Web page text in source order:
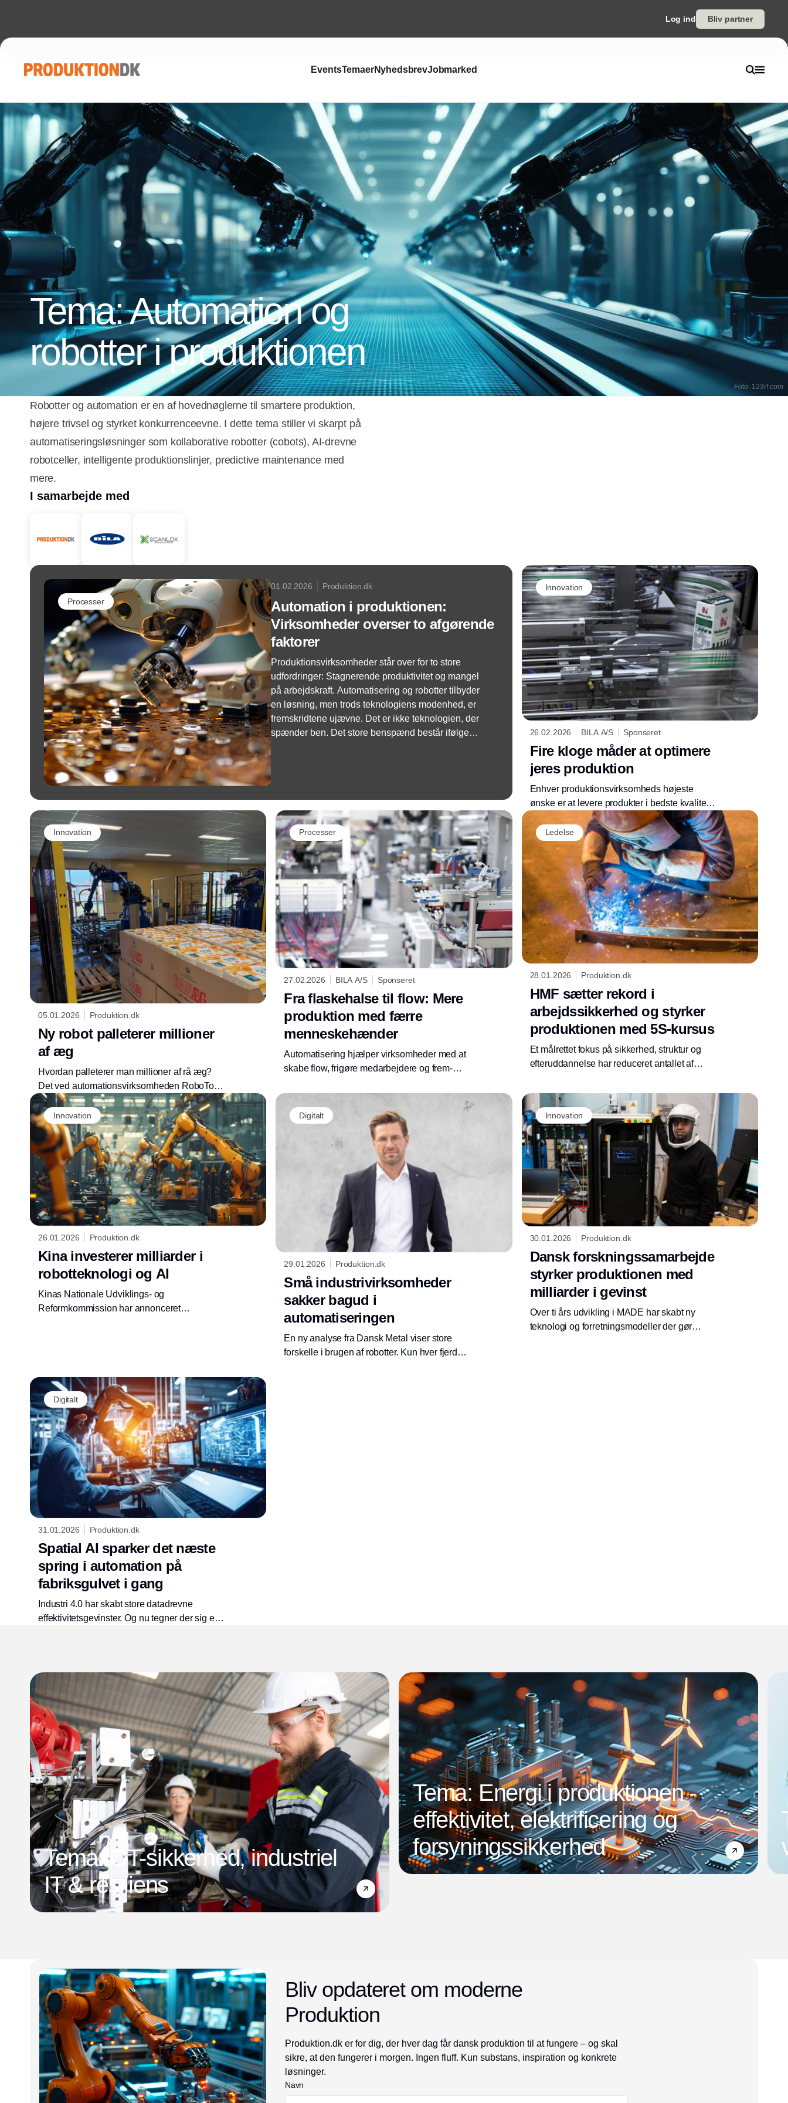
Log ind Bliv partner
EventsTemaerNyhedsbrevJobmarked
Tema: Automation og
robotter i produktionen
Foto: 123rf.com
Robotter og automation er en af hovednøglerne til smartere produktion,
højere trivsel og styrket konkurrenceevne. I dette tema stiller vi skarpt på
automatiseringsløsninger som kollaborative robotter (cobots), AI-drevne
robotceller, intelligente produktionslinjer, predictive maintenance med
mere.
I samarbejde med
Processer
01.02.2026 Produktion.dk
Automation i produktionen:
Virksomheder overser to afgørende
faktorer
Produktionsvirksomheder står over for to store
udfordringer: Stagnerende produktivitet og mangel
på arbejdskraft. Automatisering og robotter tilbyder
en løsning, men trods teknologiens modenhed, er
fremskridtene ujævne. Det er ikke teknologien, der
spænder ben. Det store benspænd består ifølge
Innovation
26.02.2026 BILA A/S Sponseret
Fire kloge måder at optimere
jeres produktion
Enhver produktionsvirksomheds højeste
ønske er at levere produkter i bedste kvalitet.
Selv ved spidsbelastning eller når hverdagen
spænder ben – igen.
Innovation
05.01.2026 Produktion.dk
Ny robot palleterer millioner
af æg
Hvordan palleterer man millioner af rå æg?
Det ved automationsvirksomheden RoboTool,
som netop har leveret et nyt, avanceret anlæg
til Danæg.
Processer
27.02.2026 BILA A/S Sponseret
Fra flaskehalse til flow: Mere
produktion med færre
menneskehænder
Automatisering hjælper virksomheder med at
skabe flow, frigøre medarbejdere og frem-
Ledelse
28.01.2026 Produktion.dk
HMF sætter rekord i
arbejdssikkerhed og styrker
produktionen med 5S-kursus
Et målrettet fokus på sikkerhed, struktur og
efteruddannelse har reduceret antallet af
rejse for alle medarbejdere
Innovation
26.01.2026 Produktion.dk
Kina investerer milliarder i
robotteknologi og AI
Kinas Nationale Udviklings- og
Reformkommission har annonceret
Kina investerer 950 milliarder kroner i
robotteknologi og højteknologiske industrier.
Digitalt
29.01.2026 Produktion.dk
Små industrivirksomheder
sakker bagud i
automatiseringen
En ny analyse fra Dansk Metal viser store
forskelle i brugen af robotter. Kun hver fjerde
Innovation
30.01.2026 Produktion.dk
Dansk forskningssamarbejde
styrker produktionen med
milliarder i gevinst
Over ti års udvikling i MADE har skabt ny
teknologi og forretningsmodeller der gør
Digitalt
31.01.2026 Produktion.dk
Spatial AI sparker det næste
spring i automation på
fabriksgulvet i gang
Industri 4.0 har skabt store datadrevne
effektivitetsgevinster. Og nu tegner der sig et
og bæredygtig tilgang, der kræver et mere
symbiotisk samspil mellem menneskelige
medarbejdere og intelligente maskiner. Her
spiller Spatial AI en stor rolle. Bliv klogere på
hvad og hvordan.
Tema: OT-sikkerhed, industriel
IT & resiliens
Tema: Energi i produktionen -
effektivitet, elektrificering og
forsyningssikkerhed
Bliv opdateret om moderne
Produktion
Produktion.dk er for dig, der hver dag får dansk produktion til at fungere – og skal
sikre, at den fungerer i morgen. Ingen fluff. Kun substans, inspiration og konkrete
løsninger.
Navn